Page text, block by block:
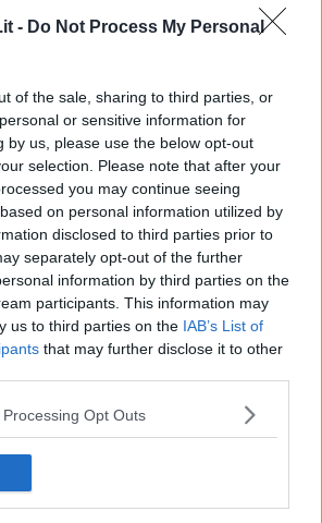
- Do Not Process My Personal
of the sale, sharing to third parties, or
or sensitive information for
by us, please use the below opt-out
selection. Please note that after your
you may continue seeing
on personal information utilized by
disclosed to third parties prior to
separately opt-out of the further
information by third parties on the
participants. This information may
us to third parties on the IAB’s List of
that may further disclose it to other
Opt Outs
e il carretto